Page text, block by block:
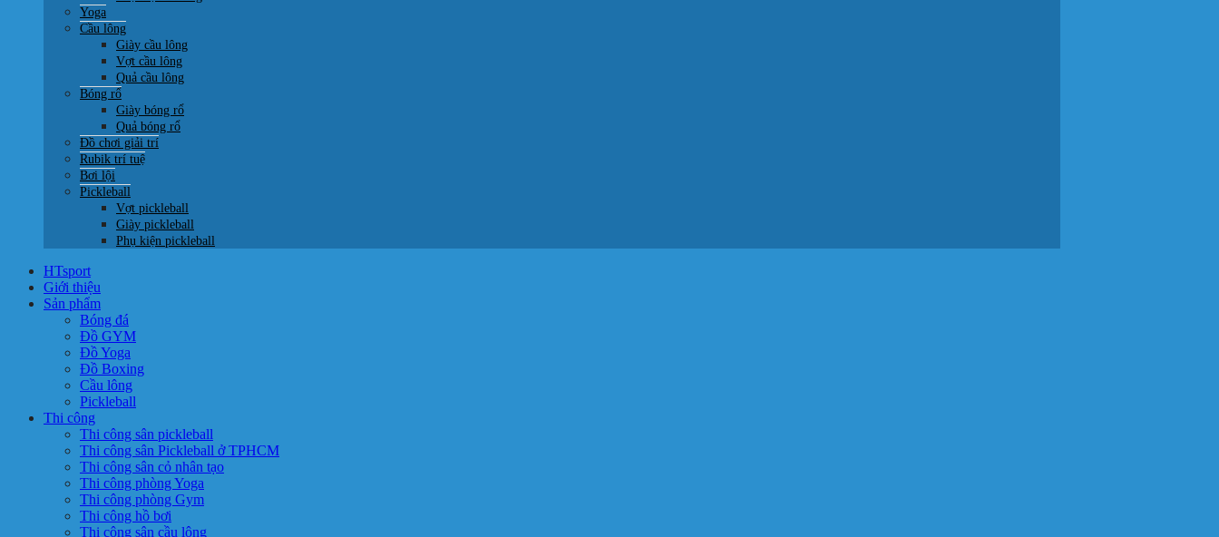
Yoga
Cầu lông
Giày cầu lông
Vợt cầu lông
Quả cầu lông
Bóng rổ
Giày bóng rổ
Quả bóng rổ
Đồ chơi giải trí
Rubik trí tuệ
Bơi lội
Pickleball
Vợt pickleball
Giày pickleball
Phụ kiện pickleball
HTsport
Giới thiệu
Sản phẩm
Bóng đá
Đồ GYM
Đồ Yoga
Đồ Boxing
Cầu lông
Pickleball
Thi công
Thi công sân pickleball
Thi công sân Pickleball ở TPHCM
Thi công sân cỏ nhân tạo
Thi công phòng Yoga
Thi công phòng Gym
Thi công hồ bơi
Thi công sân cầu lông